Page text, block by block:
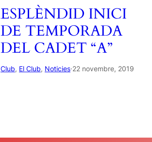
ESPLÈNDID INICI
DE TEMPORADA
DEL CADET “A”
Club, El Club, Noticies·22 novembre, 2019